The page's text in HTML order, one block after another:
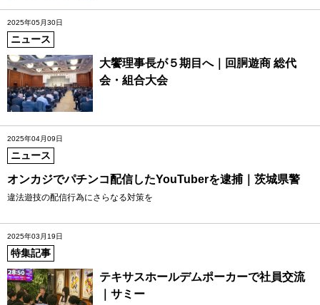
2025年05月30日
ニュース
大饗理事長が５期目へ｜回胴遊商 総代
会・組合大会
2025年04月09日
ニュース
オンカジでパチンコ配信したYouTuberを逮捕｜茨城県警
違法遊技の配信行為にさらなる対策を
2025年03月19日
特集記事
テキサスホールデムポーカーで社員交流
｜サミー